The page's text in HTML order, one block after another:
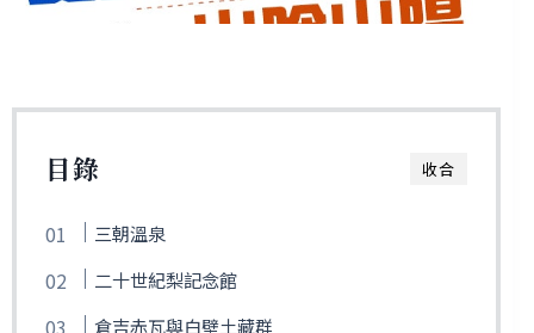
收合
目錄
三朝溫泉
二十世紀梨記念館
倉吉赤瓦與白壁土藏群